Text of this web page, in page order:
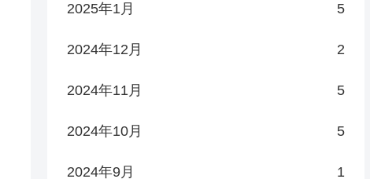
2025年1月 5
2024年12月 2
2024年11月 5
2024年10月 5
2024年9月 1